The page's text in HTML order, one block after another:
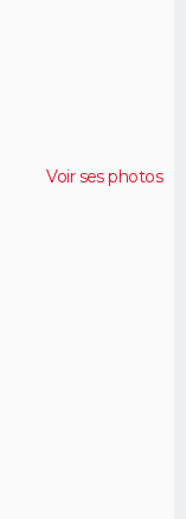
Voir ses photos